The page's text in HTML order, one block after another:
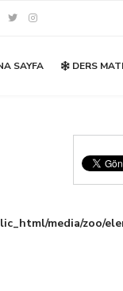
SAYFA DERS
media/zoo/